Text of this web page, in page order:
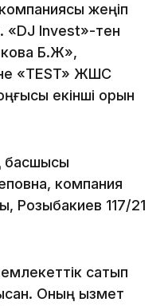
жеңіп
«DJ Invest»-тен
Б.Ж»,
«TEST» ЖШС
екінші орын
басшысы
компания
Розыбакиев 117/21
сатып
Оның қызмет